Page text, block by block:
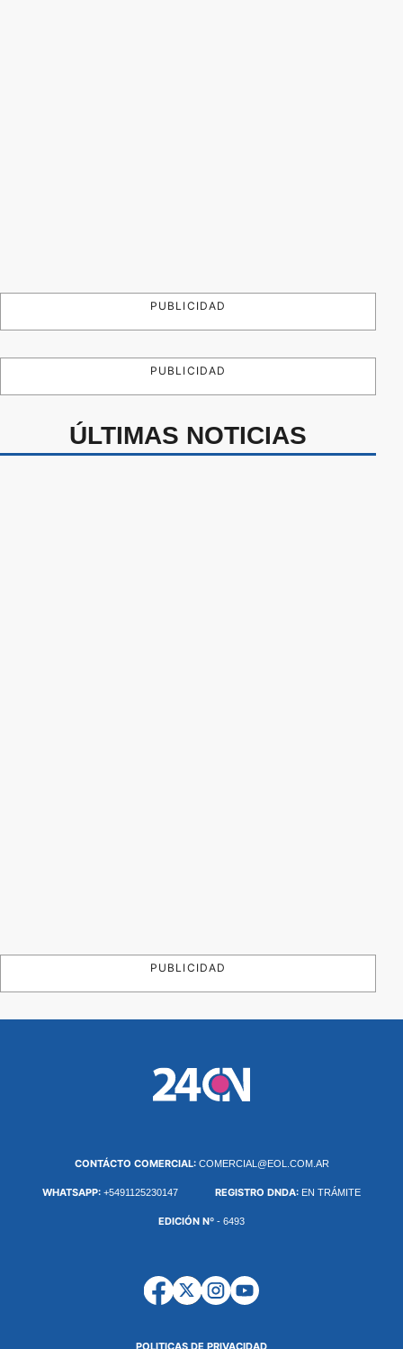
PUBLICIDAD
PUBLICIDAD
ÚLTIMAS NOTICIAS
PUBLICIDAD
CONTÁCTO COMERCIAL: COMERCIAL@EOL.COM.AR
WHATSAPP: +5491125230147 REGISTRO DNDA: EN TRÁMITE
EDICIÓN Nº - 6493
POLITICAS DE PRIVACIDAD